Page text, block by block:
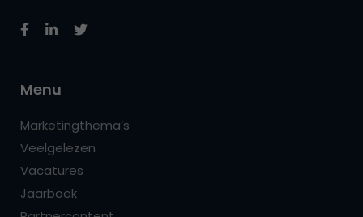
Menu
Marketingthema’s
Veelgelezen
Vacatures
Jaarboek